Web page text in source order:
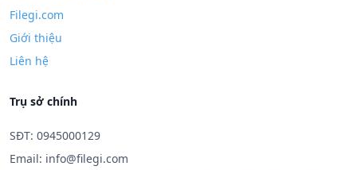
Filegi.com
Giới thiệu
Liên hệ
Trụ sở chính
SĐT: 0945000129
Email: info@filegi.com